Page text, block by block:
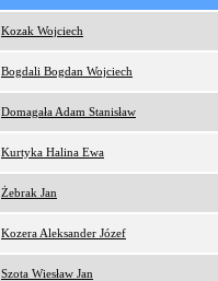
Kozak Wojciech
Bogdali Bogdan Wojciech
Domagała Adam Stanisław
Kurtyka Halina Ewa
Żebrak Jan
Kozera Aleksander Józef
Szota Wiesław Jan